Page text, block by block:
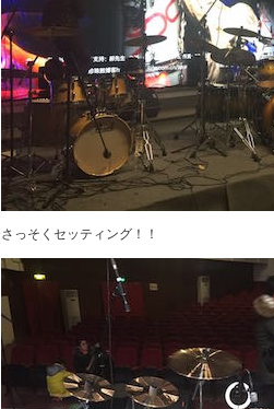
さっそくセッティング！！